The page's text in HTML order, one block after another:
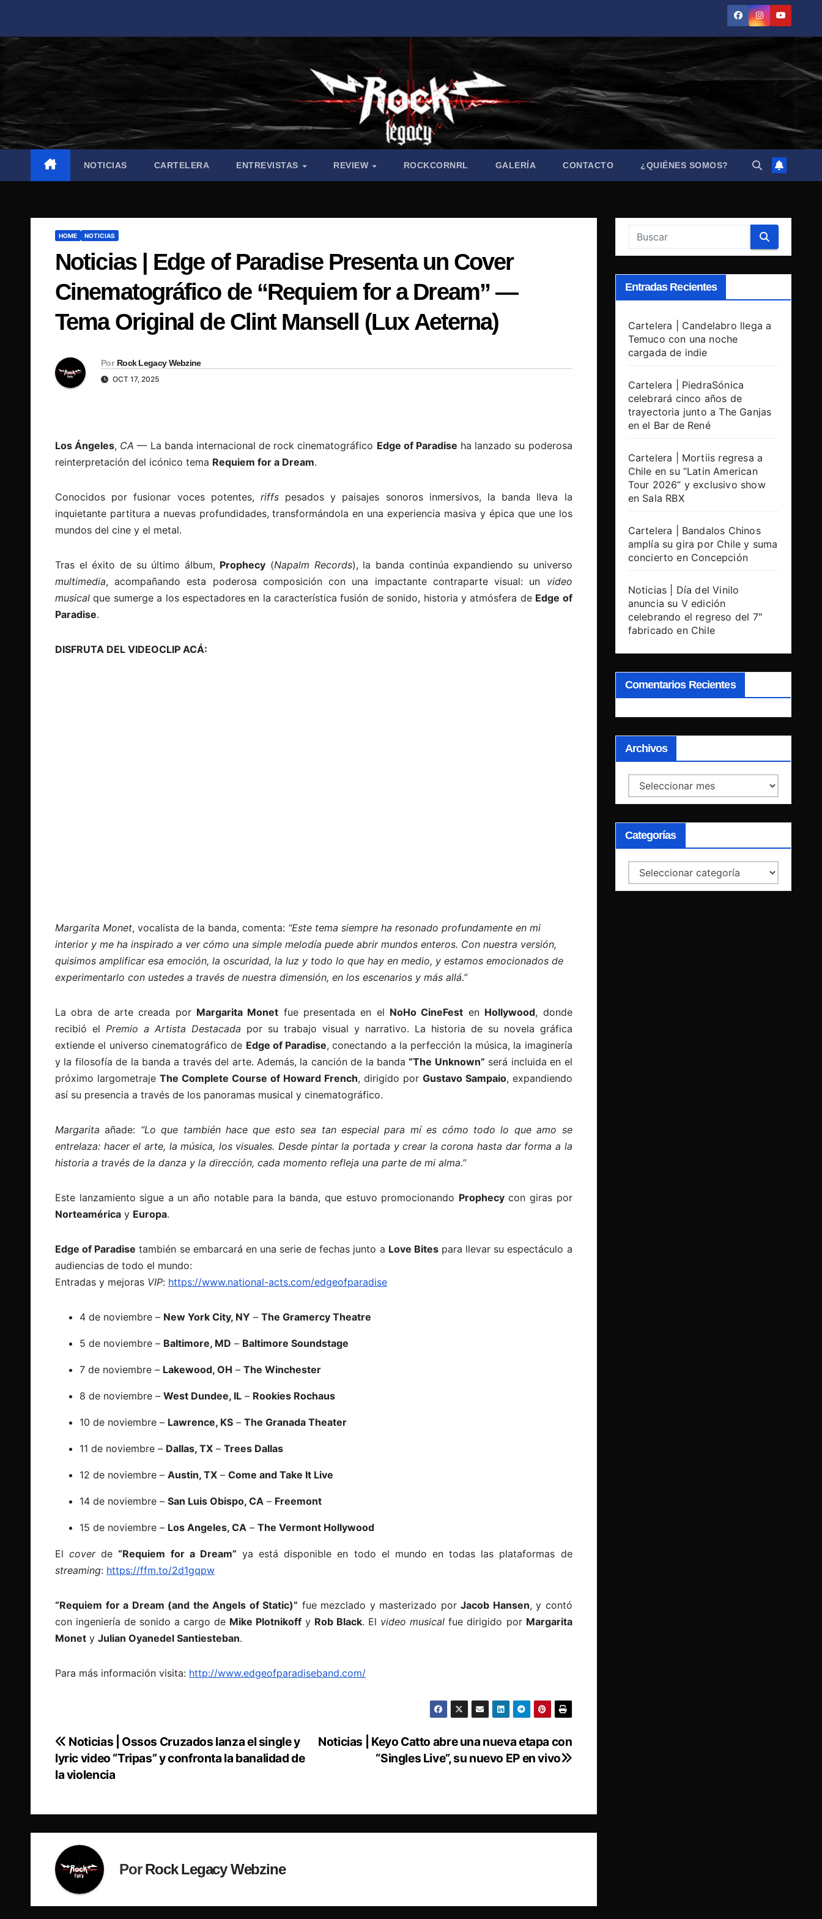
contenido
NOTICIAS CARTELERA ENTREVISTAS REVIEW ROCKCORNRL GALERÍA CONTACTO ¿QUIÉNES SOMOS?
HOME NOTICIAS
Noticias | Edge of Paradise Presenta un Cover
Cinematográfico de “Requiem for a Dream” —
Tema Original de Clint Mansell (Lux Aeterna)
Por Rock Legacy Webzine
OCT 17, 2025
Los Ángeles, CA — La banda internacional de rock cinematográfico Edge of Paradise ha lanzado su poderosa
reinterpretación del icónico tema Requiem for a Dream.
Conocidos por fusionar voces potentes, riffspesados y paisajes sonoros inmersivos, la banda lleva la
inquietante partitura a nuevas profundidades, transformándola en una experiencia masiva y épica que une los
mundos del cine y el metal.
Tras el éxito de su último álbum, Prophecy (Napalm Records), la banda continúa expandiendo su universo
multimedia, acompañando esta poderosa composición con una impactante contraparte visual: un video
musical que sumerge a los espectadores en la característica fusión de sonido, historia y atmósfera de Edge of
Paradise.
DISFRUTA DEL VIDEOCLIP ACÁ:
Margarita Monet, vocalista de la banda, comenta: “Este tema siempre ha resonado profundamente en mi
interior y me ha inspirado a ver cómo una simple melodía puede abrir mundos enteros. Con nuestra versión,
quisimos amplificar esa emoción, la oscuridad, la luz y todo lo que hay en medio, y estamos emocionados de
experimentarlo con ustedes a través de nuestra dimensión, en los escenarios y más allá.”
La obra de arte creada por Margarita Monet fue presentada en el NoHo CineFest en Hollywood, donde
recibió el Premio a Artista Destacada por su trabajo visual y narrativo. La historia de su novela gráfica
extiende el universo cinematográfico de Edge of Paradise, conectando a la perfección la música, la imaginería
y la filosofía de la banda a través del arte. Además, la canción de la banda“The Unknown” será incluida en el
próximo largometraje The Complete Course of Howard French, dirigido por Gustavo Sampaio, expandiendo
así su presencia a través de los panoramas musical y cinematográfico.
Margarita añade: “Lo que también hace que esto sea tan especial para mí es cómo todo lo que amo se
entrelaza: hacer el arte, la música, los visuales. Desde pintar la portada y crear la corona hasta dar forma a la
historia a través de la danza y la dirección, cada momento refleja una parte de mi alma.”
Este lanzamiento sigue a un año notable para la banda, que estuvo promocionando Prophecycon giras por
Norteamérica y Europa.
Edge of Paradise también se embarcará en una serie de fechas junto a Love Bitespara llevar su espectáculo a
audiencias de todo el mundo:
Entradas y mejoras VIP: https://www.national-acts.com/edgeofparadise
4 de noviembre – New York City, NY – The Gramercy Theatre
5 de noviembre – Baltimore, MD – Baltimore Soundstage
7 de noviembre – Lakewood, OH – The Winchester
8 de noviembre – West Dundee, IL – Rookies Rochaus
10 de noviembre – Lawrence, KS – The Granada Theater
11 de noviembre – Dallas, TX – Trees Dallas
12 de noviembre – Austin, TX – Come and Take It Live
14 de noviembre – San Luis Obispo, CA – Freemont
15 de noviembre – Los Angeles, CA – The Vermont Hollywood
Elcoverde“Requiem for a Dream” ya está disponible en todo el mundo en todas las plataformas de
streaming: https://ffm.to/2d1gqpw
“Requiem for a Dream (and the Angels of Static)” fue mezclado y masterizado por Jacob Hansen, y contó
con ingeniería de sonido a cargo de Mike Plotnikoff y Rob Black. El video musical fue dirigido por Margarita
Monet y Julian Oyanedel Santiesteban.
Para más información visita: http://www.edgeofparadiseband.com/
Navegación
de
Noticias | Keyo Catto abre una nueva etapa con
“Singles Live”, su nuevo EP en vivo
Noticias | Ossos Cruzados lanza el single y
lyric video “Tripas” y confronta la banalidad de
la violencia
PorRock Legacy Webzine
Entradas Recientes
Cartelera | Candelabro llega a
Temuco con una noche
cargada de indie
Cartelera | PiedraSónica
celebrará cinco años de
trayectoria junto a The Ganjas
en el Bar de René
Cartelera | Mortiis regresa a
Chile en su “Latin American
Tour 2026” y exclusivo show
en Sala RBX
Cartelera | Bandalos Chinos
amplía su gira por Chile y suma
concierto en Concepción
Noticias | Día del Vinilo
anuncia su V edición
celebrando el regreso del 7″
fabricado en Chile
Comentarios Recientes
Archivos
Archivos
Categorías
Categorías